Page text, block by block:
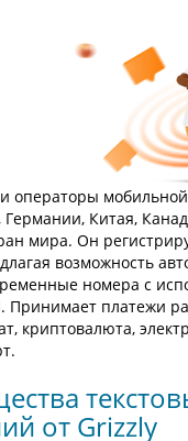
операторы
Китая,
мира. Он
возможность
номера с
Принимает платежи
криптовалюта,
от Grizzly